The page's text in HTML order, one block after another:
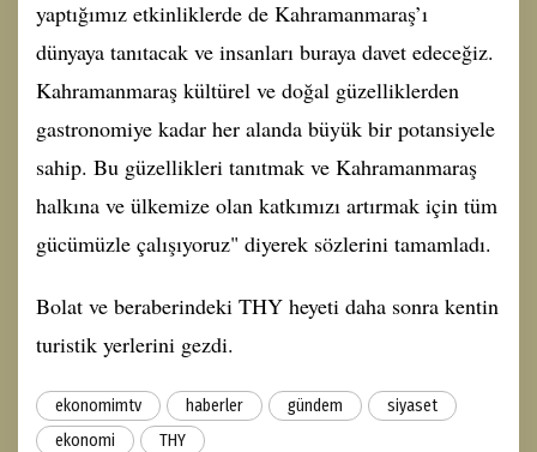
yaptığımız etkinliklerde de Kahramanmaraş’ı
dünyaya tanıtacak ve insanları buraya davet edeceğiz.
Kahramanmaraş kültürel ve doğal güzelliklerden
gastronomiye kadar her alanda büyük bir potansiyele
sahip. Bu güzellikleri tanıtmak ve Kahramanmaraş
halkına ve ülkemize olan katkımızı artırmak için tüm
gücümüzle çalışıyoruz" diyerek sözlerini tamamladı.
Bolat ve beraberindeki THY heyeti daha sonra kentin
turistik yerlerini gezdi.
ekonomimtv haberler gündem
siyaset
ekonomi
THY